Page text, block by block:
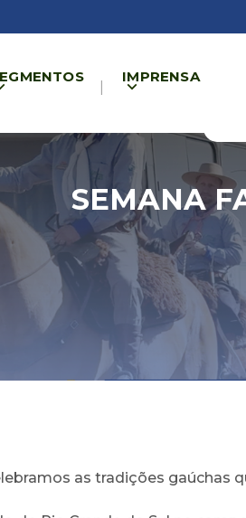
IMPRENSA
SEMANA
as tradições gaúchas